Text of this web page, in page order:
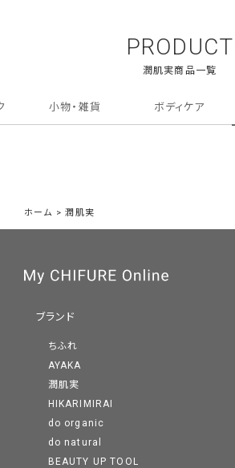
スキンケアの原点「保湿」を
シンプルなステップで
潤肌実は「綾花ブランド」の中でもスキンケ
で、いきいきした毎日を過ごす方に寄り添い
め、スキンケア、ベースメイクアイテムを展開
PRODUCT
小物・雑貨 ボディケア
ホーム >潤肌実
ブランド
ちふれ
AYAKA
潤肌実
HIKARIMIRAI
do organic
do natural
BEAUTY UP TOOL